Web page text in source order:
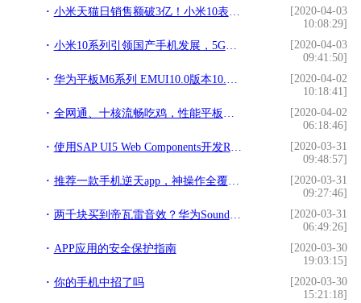
小米天猫日销售额破3亿！小米10表现抢眼，估计高端定位稳了
[2020-04-03
10:08:29]
小米10系列引领国产手机发展，5G方面优势尽显，新机DXO霸榜
[2020-04-03
09:41:50]
华为平板M6系列 EMUI10.0版本10.0.0.220
[2020-04-02
10:18:41]
全网通、十核流畅吃鸡，性能平板仅千元？
[2020-04-02
06:18:46]
使用SAP UI5 Web Components开发React应用
[2020-03-31
09:48:57]
推荐一款手机逆天app，神操作全覆盖，免费使用
[2020-03-31
09:27:46]
两千块买到帝瓦雷音效？华为Sound X上手体验：不虚此行
[2020-03-31
06:49:26]
APP应用的安全保护指南
[2020-03-30
19:03:15]
你的手机中招了吗
[2020-03-30
15:21:18]